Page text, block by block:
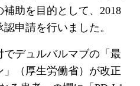
助を目的として、2018
申請を行いました。
でデュルバルマブの「最
（厚生労働省）が改正